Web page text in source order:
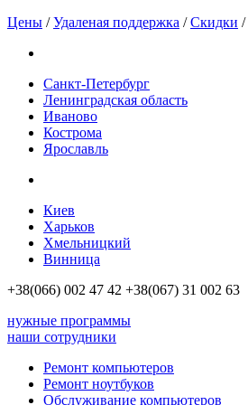
Цены /Удаленая поддержка /Скидки /
Санкт-Петербург
Ленинградская область
Иваново
Кострома
Ярославль
Киев
Харьков
Хмельницкий
Винница
+38(066) 002 47 42 +38(067) 31 002 63
нужные программы
наши сотрудники
Ремонт компьютеров
Ремонт ноутбуков
Обслуживание компьютеров